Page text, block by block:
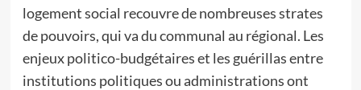
logement social recouvre de nombreuses strates
de pouvoirs, qui va du communal au régional. Les
enjeux politico-budgétaires et les guérillas entre
institutions politiques ou administrations ont